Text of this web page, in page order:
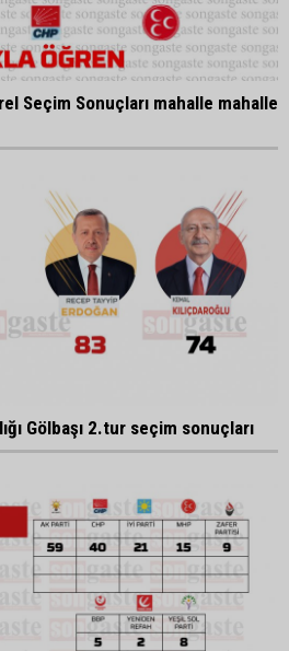
Seçim Sonuçları mahalle mahalle
Gölbaşı 2.tur seçim sonuçları